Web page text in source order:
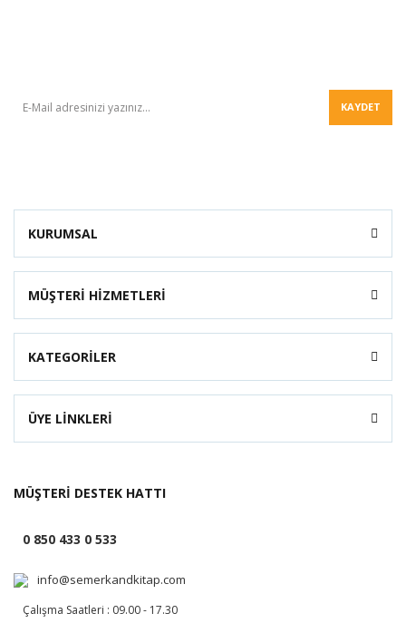
KAYDET
KURUMSAL
MÜŞTERİ HİZMETLERİ
KATEGORİLER
ÜYE LİNKLERİ
MÜŞTERİ DESTEK HATTI
0 850 433 0 533
info@semerkandkitap.com
Çalışma Saatleri : 09.00 - 17.30